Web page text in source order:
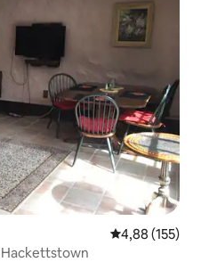
Évaluation
4,88 (155)